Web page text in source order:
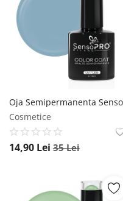
Cosmetice
14,90 Lei 35Lei